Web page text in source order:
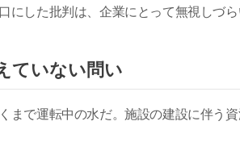
にした批判は、企業にとって無視しづら
ていない問い
まで運転中の水だ。施設の建設に伴う